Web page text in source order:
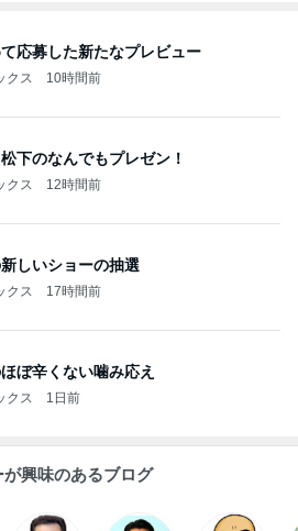
応募した新たなプレビュー
クス 10時間前
下のなんでもプレゼン！
クス 12時間前
しいショーの抽選
クス 17時間前
ぼ辛くない噛み応え
クス 1日前
興味のあるブログ